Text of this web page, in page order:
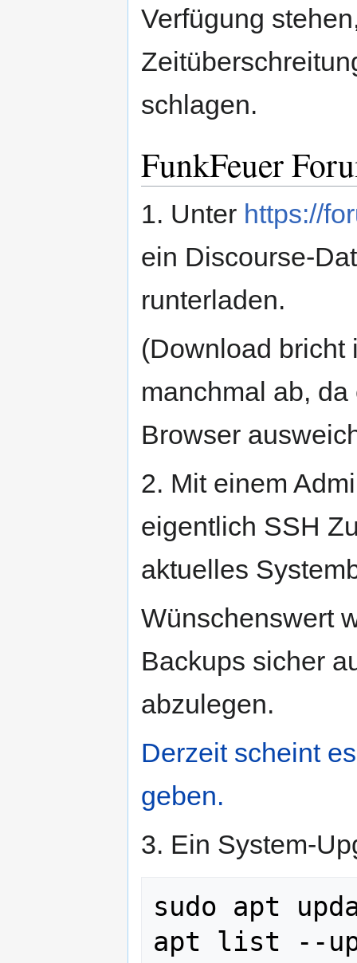
Verfügung
schlagen.
FunkFeuer
1. Unter https://
ein Discourse-
runterladen.
(Download bricht
manchmal ab,
Browser
2. Mit einem
eigentlich SSH
aktuelles
Wünschenswert
Backups sicher
abzulegen.
Derzeit scheint
geben.
3. Ein System-
sudo apt
apt list --